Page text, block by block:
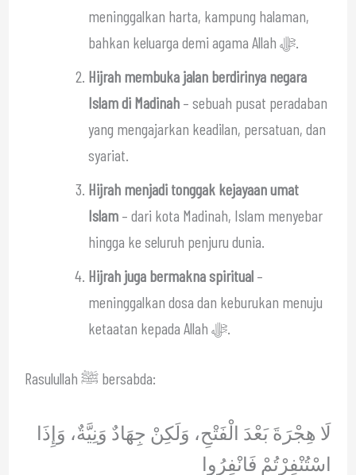
meninggalkan harta, kampung halaman,
bahkan keluarga demi agama Allah ﷻ.
Hijrah membuka jalan berdirinya negara
Islam di Madinah– sebuah pusat peradaban
yang mengajarkan keadilan, persatuan, dan
syariat.
Hijrah menjadi tonggak kejayaan umat
Islam– dari kota Madinah, Islam menyebar
hingga ke seluruh penjuru dunia.
Hijrah juga bermakna spiritual–
meninggalkan dosa dan keburukan menuju
ketaatan kepada Allah ﷻ.
Rasulullah ﷺ bersabda:
لَا هِجْرَةَ بَعْدَ الْفَتْحِ، وَلَكِنْ جِهَادٌ وَنِيَّةٌ، وَإِذَا
اسْتُنْفِرْتُمْ فَانْفِرُوا